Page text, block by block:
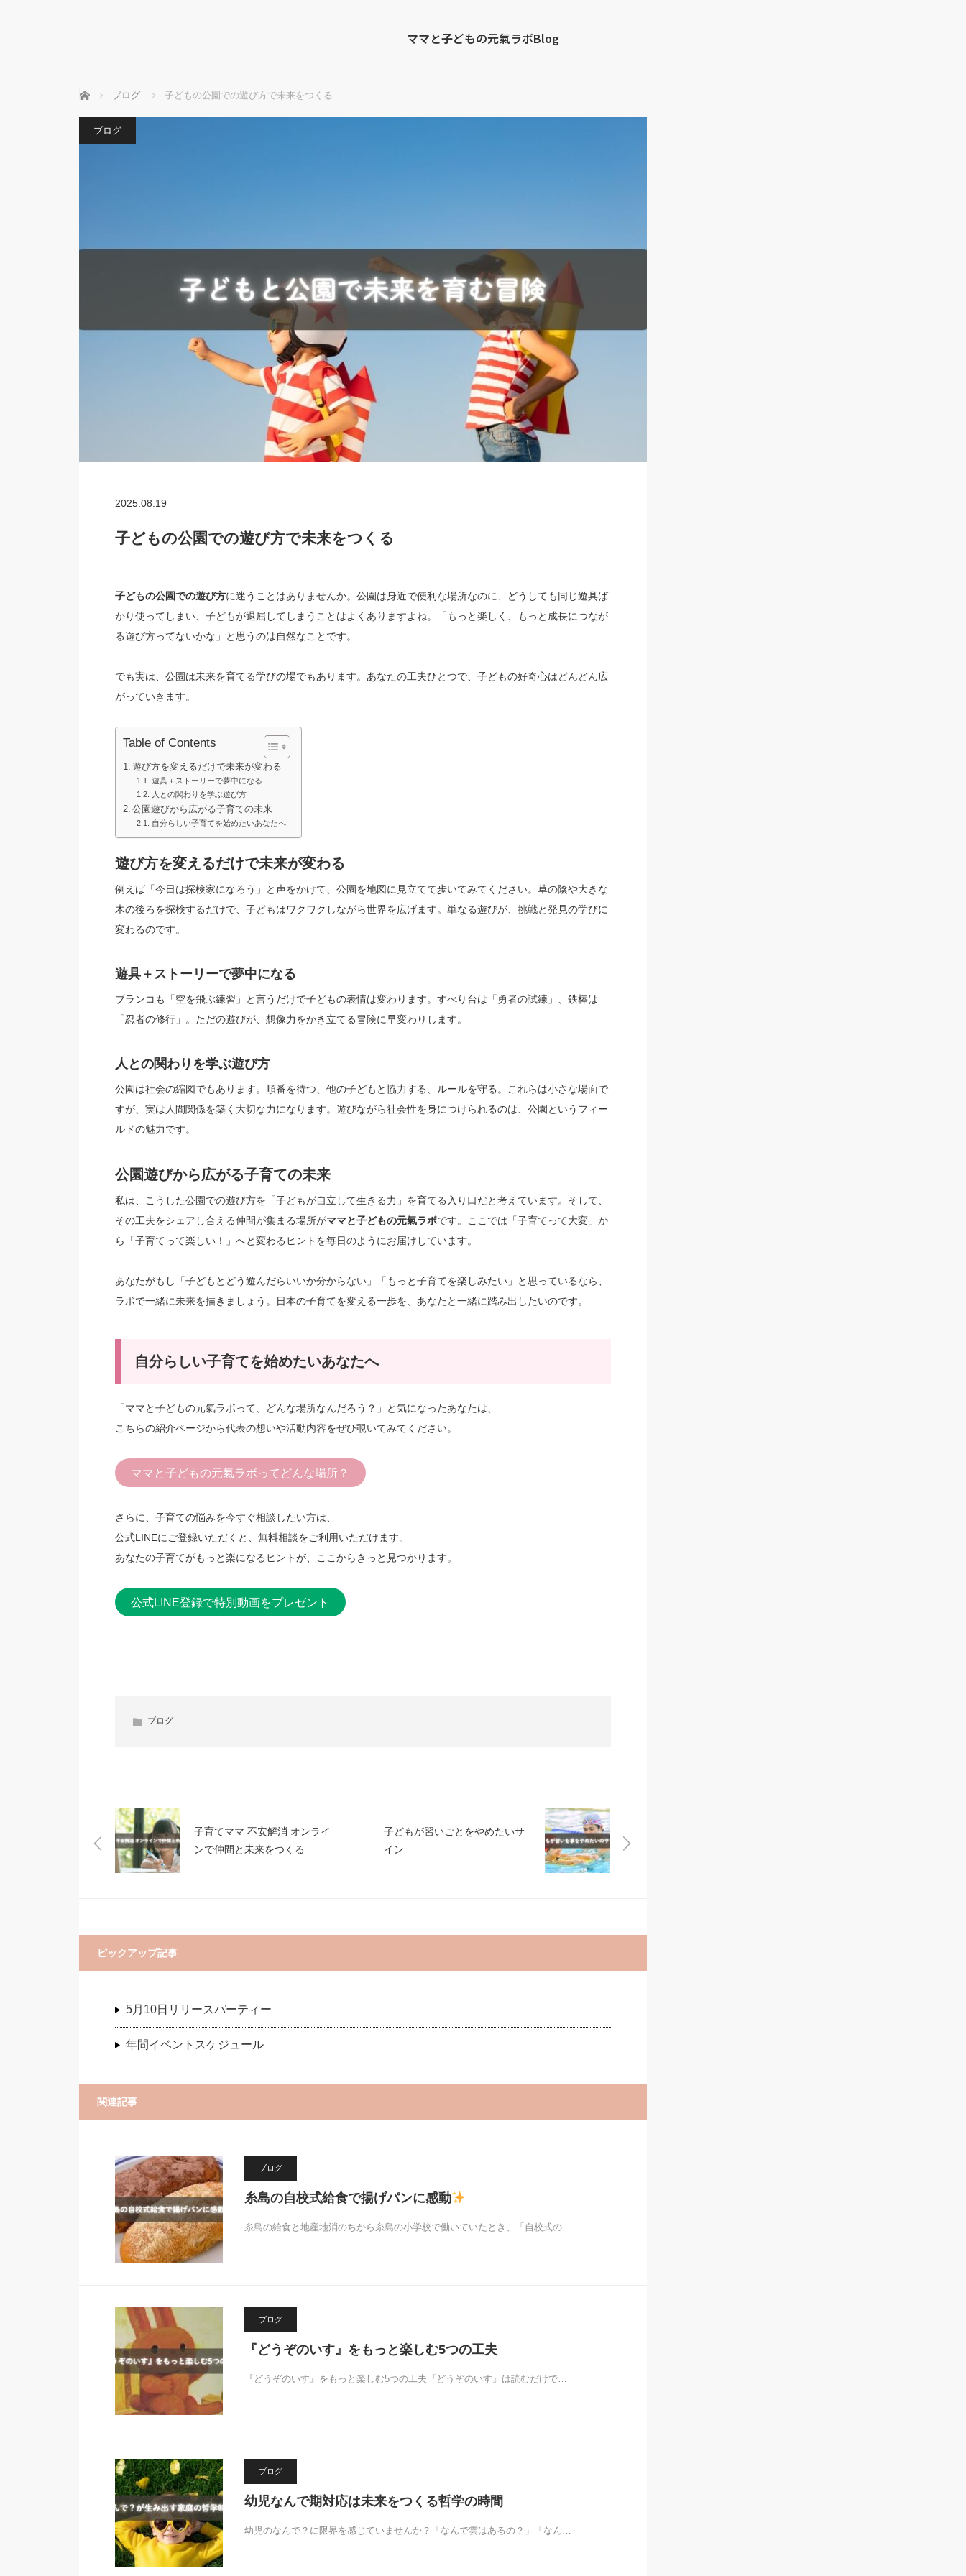
ママと子どもの元氣ラボBlog
ホーム ブログ 子どもの公園での遊び方で未来をつくる
ブログ
2025.08.19
子どもの公園での遊び方で未来をつくる
子どもの公園での遊び方に迷うことはありませんか。公園は身近で便利な場所なのに、どうしても同じ遊具ば
かり使ってしまい、子どもが退屈してしまうことはよくありますよね。「もっと楽しく、もっと成長につなが
る遊び方ってないかな」と思うのは自然なことです。
でも実は、公園は未来を育てる学びの場でもあります。あなたの工夫ひとつで、子どもの好奇心はどんどん広
がっていきます。
Table of Contents
遊び方を変えるだけで未来が変わる
遊具＋ストーリーで夢中になる
人との関わりを学ぶ遊び方
公園遊びから広がる子育ての未来
自分らしい子育てを始めたいあなたへ
遊び方を変えるだけで未来が変わる
例えば「今日は探検家になろう」と声をかけて、公園を地図に見立てて歩いてみてください。草の陰や大きな
木の後ろを探検するだけで、子どもはワクワクしながら世界を広げます。単なる遊びが、挑戦と発見の学びに
変わるのです。
遊具＋ストーリーで夢中になる
ブランコも「空を飛ぶ練習」と言うだけで子どもの表情は変わります。すべり台は「勇者の試練」、鉄棒は
「忍者の修行」。ただの遊びが、想像力をかき立てる冒険に早変わりします。
人との関わりを学ぶ遊び方
公園は社会の縮図でもあります。順番を待つ、他の子どもと協力する、ルールを守る。これらは小さな場面で
すが、実は人間関係を築く大切な力になります。遊びながら社会性を身につけられるのは、公園というフィー
ルドの魅力です。
公園遊びから広がる子育ての未来
私は、こうした公園での遊び方を「子どもが自立して生きる力」を育てる入り口だと考えています。そして、
その工夫をシェアし合える仲間が集まる場所がママと子どもの元氣ラボです。ここでは「子育てって大変」か
ら「子育てって楽しい！」へと変わるヒントを毎日のようにお届けしています。
あなたがもし「子どもとどう遊んだらいいか分からない」「もっと子育てを楽しみたい」と思っているなら、
ラボで一緒に未来を描きましょう。日本の子育てを変える一歩を、あなたと一緒に踏み出したいのです。
自分らしい子育てを始めたいあなたへ
「ママと子どもの元氣ラボって、どんな場所なんだろう？」と気になったあなたは、
こちらの紹介ページから代表の想いや活動内容をぜひ覗いてみてください。
ママと子どもの元氣ラボってどんな場所？
さらに、子育ての悩みを今すぐ相談したい方は、
公式LINEにご登録いただくと、無料相談をご利用いただけます。
あなたの子育てがもっと楽になるヒントが、ここからきっと見つかります。
公式LINE登録で特別動画をプレゼント
ブログ
子育てママ 不安解消 オンライ
ンで仲間と未来をつくる
子どもが習いごとをやめたいサ
イン
ピックアップ記事
5月10日リリースパーティー
年間イベントスケジュール
関連記事
ブログ
糸島の自校式給食で揚げパンに感動
糸島の給食と地産地消のちから糸島の小学校で働いていたとき、「自校式の…
ブログ
『どうぞのいす』をもっと楽しむ5つの工夫
『どうぞのいす』をもっと楽しむ5つの工夫『どうぞのいす』は読むだけで…
ブログ
幼児なんで期対応は未来をつくる哲学の時間
幼児のなんで？に限界を感じていませんか？「なんで雲はあるの？」「なん…